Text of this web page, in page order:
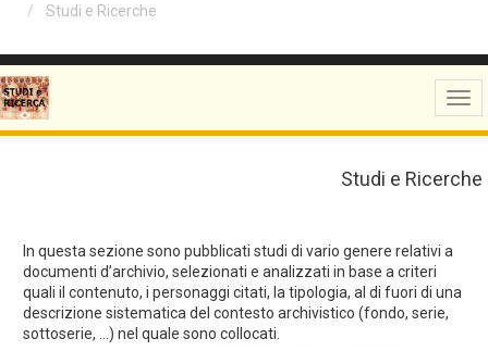
Studi e Ricerche
Studi e Ricerche
In questa sezione sono pubblicati studi di vario genere relativi a
documenti d’archivio, selezionati e analizzati in base a criteri
quali il contenuto, i personaggi citati, la tipologia, al di fuori di una
descrizione sistematica del contesto archivistico (fondo, serie,
sottoserie, ...) nel quale sono collocati.